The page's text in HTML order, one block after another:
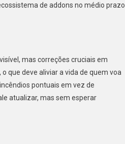
de addons no médio prazo.
mas correções cruciais em
que deve aliviar a vida de quem voa
pontuais em vez de
atualizar, mas sem esperar